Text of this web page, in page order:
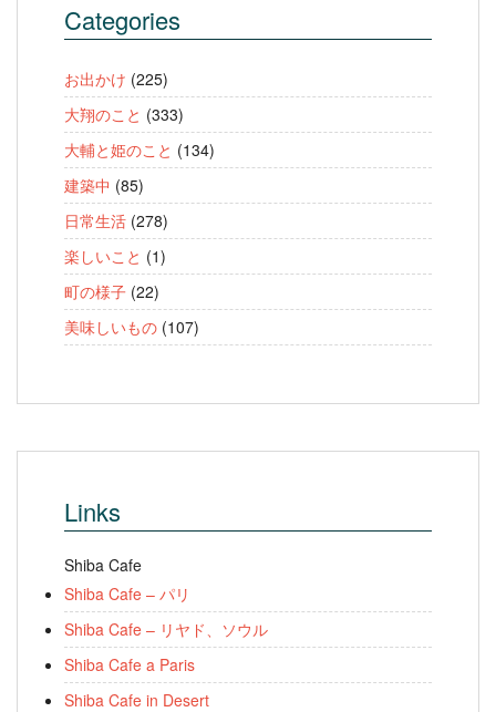
Categories
お出かけ (225)
大翔のこと (333)
大輔と姫のこと (134)
建築中 (85)
日常生活 (278)
楽しいこと (1)
町の様子 (22)
美味しいもの (107)
Links
Shiba Cafe
Shiba Cafe – パリ
Shiba Cafe – リヤド、ソウル
Shiba Cafe a Paris
Shiba Cafe in Desert